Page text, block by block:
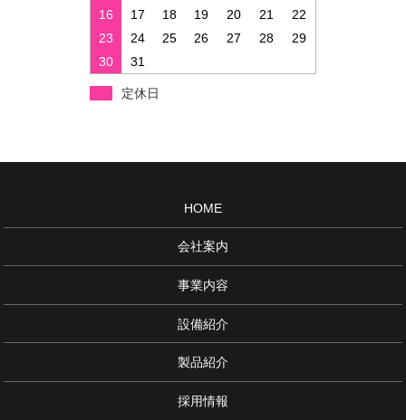
16
17 18 19 20 21
22
23
24 25 26 27 28
29
30
31
定休日
HOME
会社案内
事業内容
設備紹介
製品紹介
採用情報